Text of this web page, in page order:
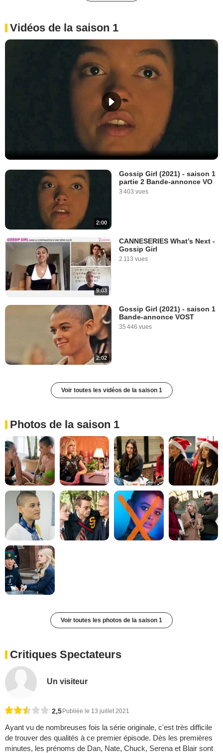
Vidéos de la saison 1
2:00
Gossip Girl (2021) - saison 1
partie 2 Bande-annonce VO
3 403 vues
9:03
CANNESERIES What’s Next -
Gossip Girl
2 113 vues
2:02
Gossip Girl (2021) - saison 1
Bande-annonce VOST
35 446 vues
Voir toutes les vidéos de la saison 1
Photos de la saison 1
Voir toutes les photos de la saison 1
Critiques Spectateurs
Un visiteur
2,5Publiée le 13 juillet 2021
Ayant vu de nombreuses fois la série originale, c'est très difficile
de trouver des qualités à ce premier épisode. Dès les premières
minutes, les prénoms de Dan, Nate, Chuck, Serena et Blair sont